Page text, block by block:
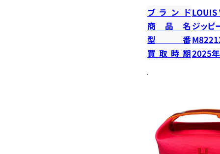
ブランドLOUIS
商品名 ジッピ
型番
買取時期2025